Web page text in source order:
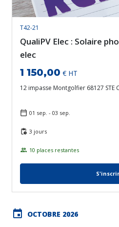
T42-21
QualiPV Elec : Solaire
elec
1 150,00 € HT
12 impasse Montgolfier 68127 STE
01 sep. - 03 sep.
3 jours
10 places restantes
event OCTOBRE 2026